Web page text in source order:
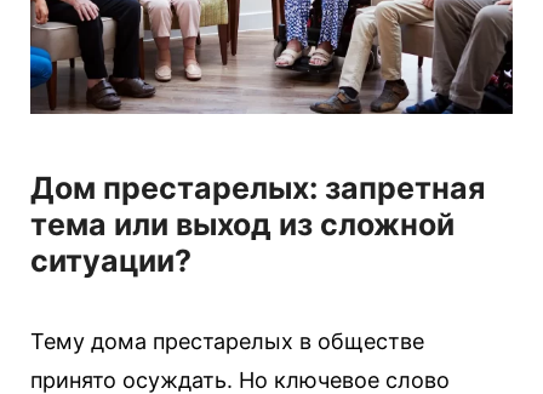
Дом престарелых: запретная
тема или выход из сложной
ситуации?
Тему дома престарелых в обществе
принято осуждать. Но ключевое слово